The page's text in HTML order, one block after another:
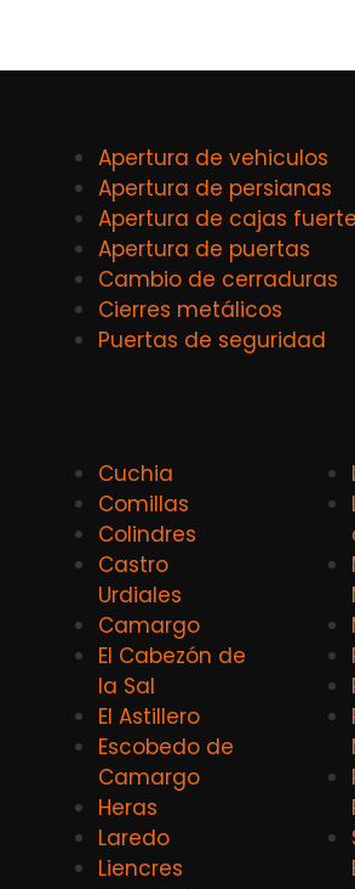
Apertura de vehiculos
Apertura de persianas
Apertura de cajas
Apertura de puertas
Cambio de cerraduras
Cierres metálicos
Puertas de seguridad
Cuchia
Comillas
Colindres
Castro
Urdiales
Camargo
El Cabezón de
la Sal
El Astillero
Escobedo de
Camargo
Heras
Laredo
Liencres